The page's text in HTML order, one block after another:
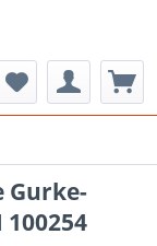
Gurke-
100254